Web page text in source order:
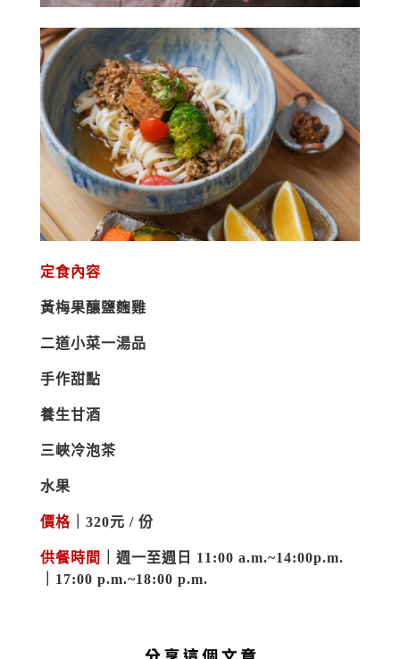
定食內容
黃梅果釀鹽麴雞
二道小菜一湯品
手作甜點
養生甘酒
三峽冷泡茶
水果
價格｜320元 / 份
供餐時間
｜週一至週日 11:00 a.m.~14:00p.m.
｜17:00 p.m.~18:00 p.m.